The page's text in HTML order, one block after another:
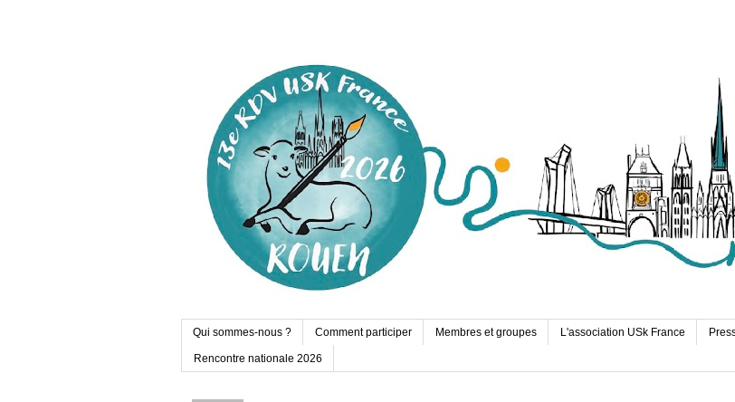
Qui sommes-nous ? Comment participer Membres et groupes L'association USk France
Rencontre nationale 2026